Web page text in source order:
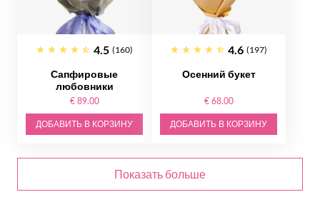
4.5 (160)
Сапфировые
любовники
€ 89.00
ДОБАВИТЬ В КОРЗИНУ
4.6 (197)
Осенний букет
€ 68.00
ДОБАВИТЬ В КОРЗИНУ
Показать больше